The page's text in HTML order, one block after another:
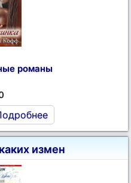
романы
измен